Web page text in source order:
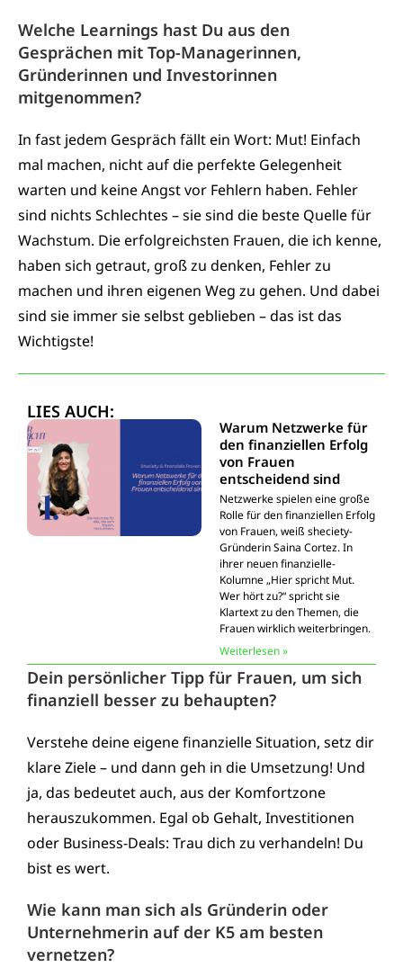
Welche Learnings hast Du aus den
Gesprächen mit Top-Managerinnen,
Gründerinnen und Investorinnen
mitgenommen?
In fast jedem Gespräch fällt ein Wort: Mut! Einfach
mal machen, nicht auf die perfekte Gelegenheit
warten und keine Angst vor Fehlern haben. Fehler
sind nichts Schlechtes – sie sind die beste Quelle für
Wachstum. Die erfolgreichsten Frauen, die ich kenne,
haben sich getraut, groß zu denken, Fehler zu
machen und ihren eigenen Weg zu gehen. Und dabei
sind sie immer sie selbst geblieben – das ist das
Wichtigste!
LIES AUCH:
Warum Netzwerke für
den finanziellen Erfolg
von Frauen
entscheidend sind
Netzwerke spielen eine große
Rolle für den finanziellen Erfolg
von Frauen, weiß sheciety-
Gründerin Saina Cortez. In
ihrer neuen finanzielle-
Kolumne „Hier spricht Mut.
Wer hört zu?“ spricht sie
Klartext zu den Themen, die
Frauen wirklich weiterbringen.
Weiterlesen »
Dein persönlicher Tipp für Frauen, um sich
finanziell besser zu behaupten?
Verstehe deine eigene finanzielle Situation, setz dir
klare Ziele – und dann geh in die Umsetzung! Und
ja, das bedeutet auch, aus der Komfortzone
herauszukommen. Egal ob Gehalt, Investitionen
oder Business-Deals: Trau dich zu verhandeln! Du
bist es wert.
Wie kann man sich als Gründerin oder
Unternehmerin auf der K5 am besten
vernetzen?